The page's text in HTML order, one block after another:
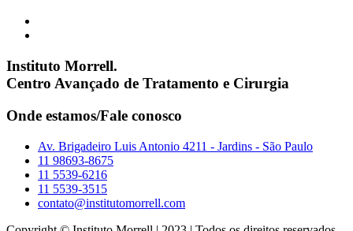
Instituto Morrell.
Centro Avançado de Tratamento e Cirurgia
Onde estamos/Fale conosco
Av. Brigadeiro Luis Antonio 4211 - Jardins - São Paulo
11 98693-8675
11 5539-6216
11 5539-3515
contato@institutomorrell.com